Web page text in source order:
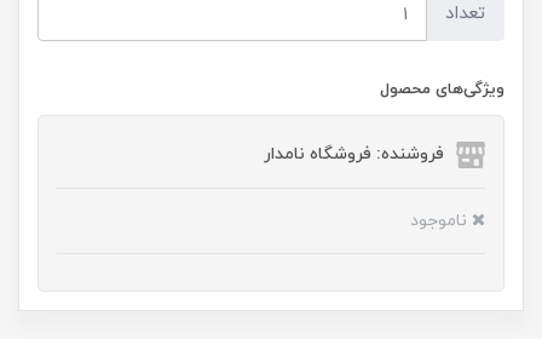
تعداد
ویژگی‌های محصول
فروشنده: فروشگاه نامدار
ناموجود